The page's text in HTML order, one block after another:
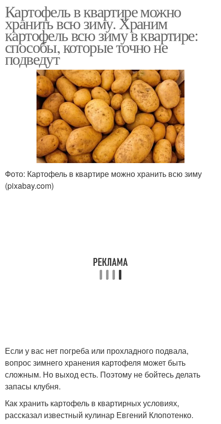
Правильное хранение Хранение в песке
Хранение на картофеле
Хранение в
мешках
Хранение в соли Хранение в опилках
хранения
Хранение в морозилке
Картофель в квартире можно
хранить всю зиму. Храним
картофель всю зиму в квартире:
способы, которые точно не
подведут
Фото: Картофель в квартире можно хранить всю зиму
(pixabay.com)
Если у вас нет погреба или прохладного подвала,
вопрос зимнего хранения картофеля может быть
сложным. Но выход есть. Поэтому не бойтесь делать
запасы клубня.
Как хранить картофель в квартирных условиях,
рассказал известный кулинар Евгений Клопотенко.